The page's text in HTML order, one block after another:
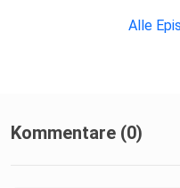
Alle
Kommentare (0)